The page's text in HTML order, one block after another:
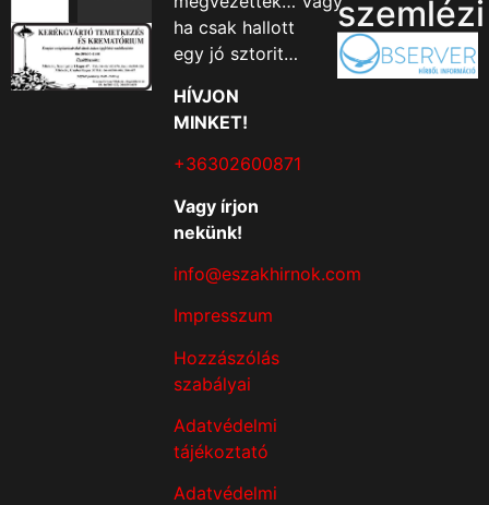
ha csak hallott
egy jó sztorit…
HÍVJON
MINKET!
+36302600871
Vagy írjon
nekünk!
info@eszakhirnok.com
Impresszum
Hozzászólás
szabályai
Adatvédelmi
tájékoztató
Adatvédelmi
szemlézi